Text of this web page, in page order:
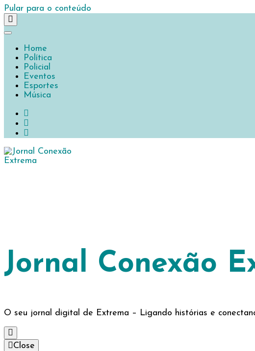
Pular para o conteúdo
Home
Política
Policial
Eventos
Esportes
Música
Jornal Conexão
O seu jornal digital de Extrema – Ligando histórias e
Close